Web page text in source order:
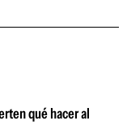
qué hacer al